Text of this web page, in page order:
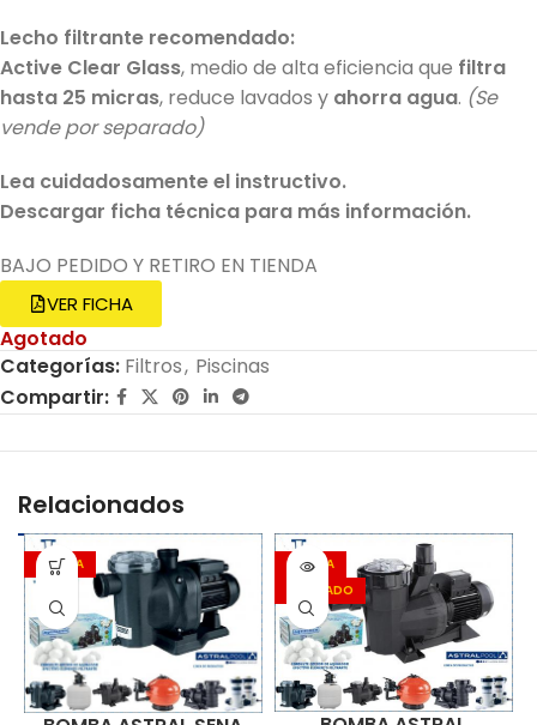
Lecho filtrante recomendado:
Active Clear Glass, medio de alta eficiencia que filtra
hasta 25 micras, reduce lavados y ahorra agua. (Se
vende por separado)
Lea cuidadosamente el instructivo.
Descargar ficha técnica para más información.
BAJO PEDIDO Y RETIRO EN TIENDA
VER FICHA
Agotado
Categorías: Filtros, Piscinas
Compartir:
Relacionados
OFERTA
OFERTA
AGOTADO